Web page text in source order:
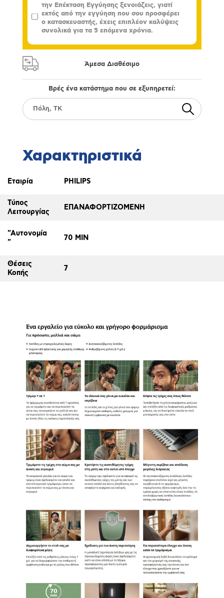
την Επέκταση Εγγύησης ξενοιάζεις, γιατί
εκτός από την εγγύηση που σου προσφέρει
ο κατασκευαστής, έχεις επιπλέον καλύψεις
συνολικά για τα 5 επόμενα χρόνια.
Άμεσα Διαθέσιμο
Βρές ένα κατάστημα που σε εξυπηρετεί:
Χαρακτηριστικά
Εταιρία PHILIPS
Τύπος
Λειτουργίας
ΕΠΑΝΑΦΟΡΤΙΖΟΜΕΝΗ
"Αυτονομία
"
70 MIN
Θέσεις
Κοπής
7